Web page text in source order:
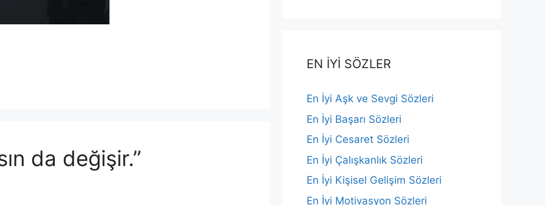
da değişir.”
EN İYİ SÖZLER
En İyi Aşk ve Sevgi Sözleri
En İyi Başarı Sözleri
En İyi Cesaret Sözleri
En İyi Çalışkanlık Sözleri
En İyi Kişisel Gelişim Sözleri
En İyi Motivasyon Sözleri